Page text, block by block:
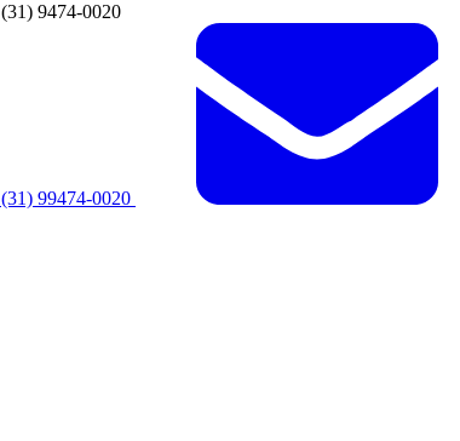
(31) 9474-0020
(31) 99474-0020